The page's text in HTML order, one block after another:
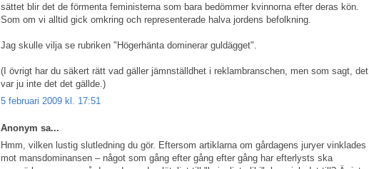
sättet blir det de förmenta feministerna som bara bedömmer kvinnorna efter deras kön.
Som om vi alltid gick omkring och representerade halva jordens befolkning.
Jag skulle vilja se rubriken "Högerhänta dominerar guldägget".
(I övrigt har du säkert rätt vad gäller jämnställdhet i reklambranschen, men som sagt, det
var ju inte det det gällde.)
5 februari 2009 kl. 17:51
Anonym sa...
Hmm, vilken lustig slutledning du gör. Eftersom artiklarna om gårdagens juryer vinklades
mot mansdominansen – något som gång efter gång efter gång har efterlysts ska